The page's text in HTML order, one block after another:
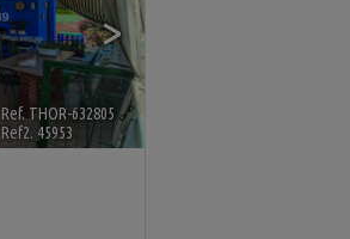
>
Ref. THOR-632805 🔗
Ref2. 45953